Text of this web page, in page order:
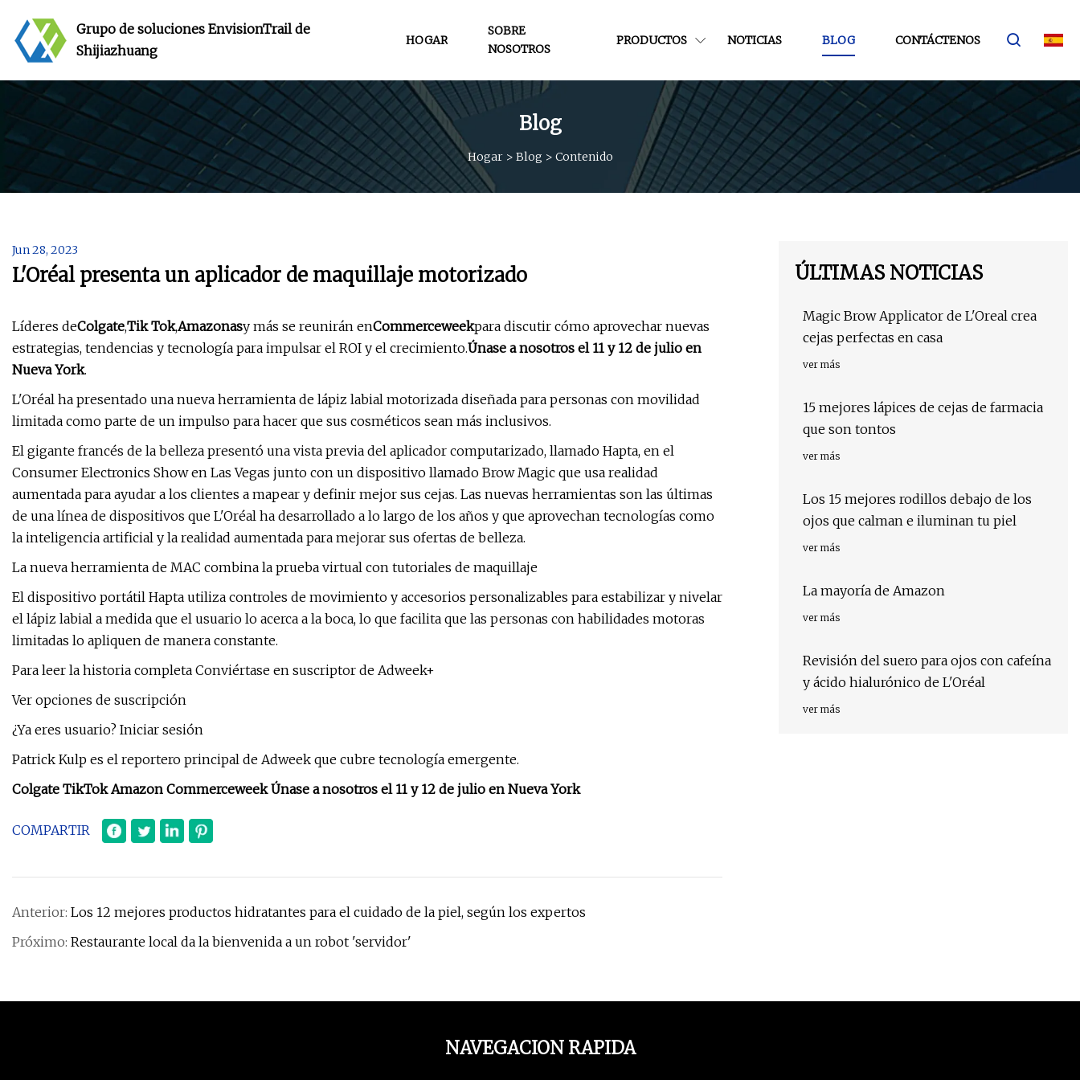
Grupo de soluciones EnvisionTrail de
Shijiazhuang
HOGAR
SOBRE
NOSOTROS
PRODUCTOS NOTICIAS BLOG CONTÁCTENOS
Blog
Hogar> Blog > Contenido
Jun 28, 2023
L'Oréal presenta un aplicador de maquillaje motorizado
Líderes deColgate,Tik Tok,Amazonasy más se reunirán enCommerceweekpara discutir cómo aprovechar nuevas
estrategias, tendencias y tecnología para impulsar el ROI y el crecimiento.Únase a nosotros el 11 y 12 de julio en
Nueva York.
L'Oréal ha presentado una nueva herramienta de lápiz labial motorizada diseñada para personas con movilidad
limitada como parte de un impulso para hacer que sus cosméticos sean más inclusivos.
El gigante francés de la belleza presentó una vista previa del aplicador computarizado, llamado Hapta, en el
Consumer Electronics Show en Las Vegas junto con un dispositivo llamado Brow Magic que usa realidad
aumentada para ayudar a los clientes a mapear y definir mejor sus cejas. Las nuevas herramientas son las últimas
de una línea de dispositivos que L'Oréal ha desarrollado a lo largo de los años y que aprovechan tecnologías como
la inteligencia artificial y la realidad aumentada para mejorar sus ofertas de belleza.
La nueva herramienta de MAC combina la prueba virtual con tutoriales de maquillaje
El dispositivo portátil Hapta utiliza controles de movimiento y accesorios personalizables para estabilizar y nivelar
el lápiz labial a medida que el usuario lo acerca a la boca, lo que facilita que las personas con habilidades motoras
limitadas lo apliquen de manera constante.
Para leer la historia completa Conviértase en suscriptor de Adweek+
Ver opciones de suscripción
¿Ya eres usuario? Iniciar sesión
Patrick Kulp es el reportero principal de Adweek que cubre tecnología emergente.
Colgate TikTok Amazon Commerceweek Únase a nosotros el 11 y 12 de julio en Nueva York
COMPARTIR
Anterior: Los 12 mejores productos hidratantes para el cuidado de la piel, según los expertos
Próximo: Restaurante local da la bienvenida a un robot 'servidor'
ÚLTIMAS NOTICIAS
Magic Brow Applicator de L'Oreal crea
cejas perfectas en casa
ver más
15 mejores lápices de cejas de farmacia
que son tontos
ver más
Los 15 mejores rodillos debajo de los
ojos que calman e iluminan tu piel
ver más
La mayoría de Amazon
ver más
Revisión del suero para ojos con cafeína
y ácido hialurónico de L'Oréal
ver más
NAVEGACION RAPIDA